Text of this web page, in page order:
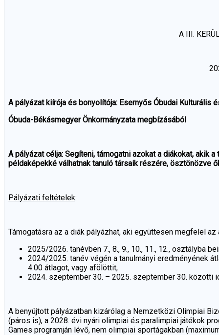
A III.
A pályázat kiírója és bonyolítója: Esernyős Óbudai Kulturális
Óbuda-Békásmegyer Önkormányzata megbízásából
A pályázat célja: Segíteni, támogatni azokat a diákokat,
példaképekké válhatnak tanuló társaik részére, ösztönözve
Pályázati feltételek:
Támogatásra az a diák pályázhat, aki együttesen megfelel
2025/2026. tanévben 7., 8., 9., 10., 11., 12., osztályba
2024/2025. tanév végén a tanulmányi eredményének
4.00 átlagot, vagy afölöttit,
2024. szeptember 30. – 2025. szeptember 30.
A benyújtott pályázatban kizárólag a Nemzetközi Olimpiai
(páros is), a 2028. évi nyári olimpiai és paralimpiai játékok
Games programján lévő, nem olimpiai sportágakban